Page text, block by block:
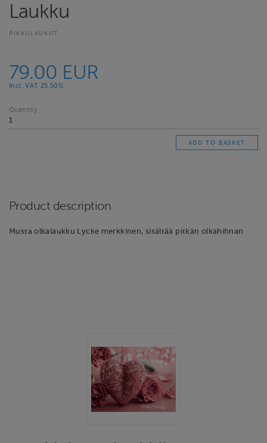
Laukku
PIKKULAUKUT
79.00 EUR
Incl. VAT 25.50%
Quantity
Product description
Musta olkalaukku Lycke merkkinen, sisältää pitkän olkahihnan